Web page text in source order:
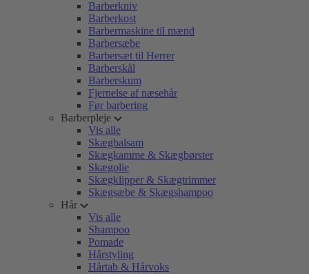
Barberkniv
Barberkost
Barbermaskine til mænd
Barbersæbe
Barbersæt til Herrer
Barberskål
Barberskum
Fjernelse af næsehår
Før barbering
Barberpleje
Vis alle
Skægbalsam
Skægkamme & Skægbørster
Skægolie
Skægklipper & Skægtrimmer
Skægsæbe & Skægshampoo
Hår
Vis alle
Shampoo
Pomade
Hårstyling
Hårtab & Hårvoks